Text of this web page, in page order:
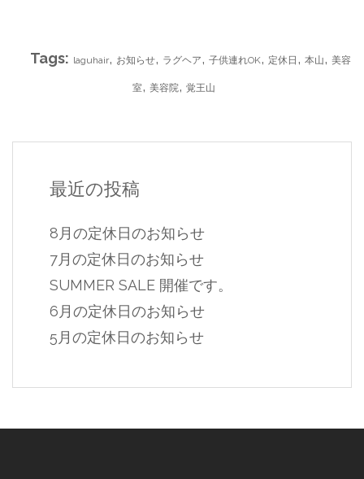
Tags: laguhair, お知らせ, ラグヘア, 子供連れOK, 定休日 , 本山, 美容
室, 美容院, 覚王山
最近の投稿
8月の定休日のお知らせ
7月の定休日のお知らせ
SUMMER SALE 開催です。
6月の定休日のお知らせ
5月の定休日のお知らせ